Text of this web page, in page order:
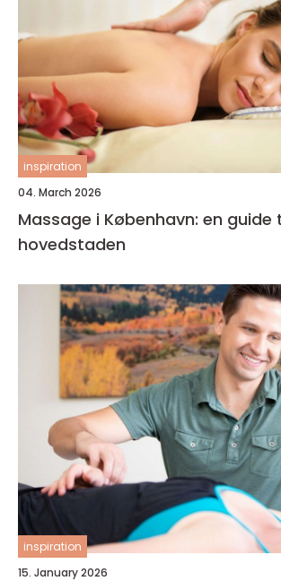
inspiration
04. March 2026
Massage i København: en
hovedstaden
inspiration
15. January 2026